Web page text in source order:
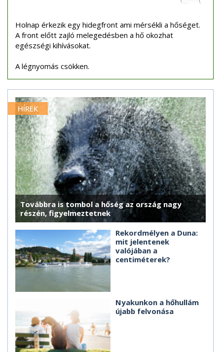
Holnap érkezik egy hidegfront ami mérsékli a hőséget.
A front előtt zajló melegedésben a hő okozhat
egészségi kihívásokat.
A légnyomás csökken.
HÍREK
Továbbra is tombol a hőség az ország nagy
részén, figyelmeztetnek
Rekordmélyen a Duna:
mit jelentenek
valójában a
centiméterek?
Nyakunkon a hőhullám
újabb felvonása